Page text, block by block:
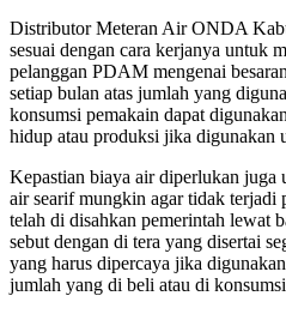
Distributor Meteran Air ONDA
sesuai dengan cara kerjanya untuk
pelanggan PDAM mengenai
setiap bulan atas jumlah yang
konsumsi pemakain dapat
hidup atau produksi jika digunakan
Kepastian biaya air diperlukan juga
air searif mungkin agar tidak terjadi
telah di disahkan pemerintah lewat
sebut dengan di tera yang disertai
yang harus dipercaya jika
jumlah yang di beli atau di